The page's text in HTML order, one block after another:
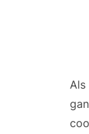
Als